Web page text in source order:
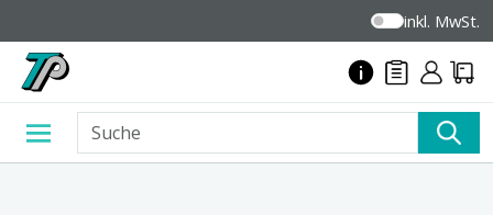
inkl. MwSt.